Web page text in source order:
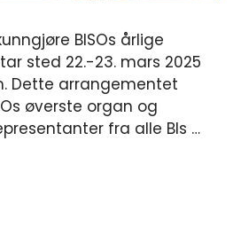
BISOs årlige
sted 22.-23. mars 2025
Dette arrangementet
øverste organ og
fra alle BIs …